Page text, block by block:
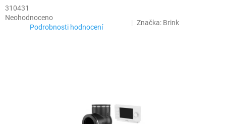
310431
Průměrné
hodnocení
Neohodnoceno
Podrobnosti hodnocení
Značka: Brink